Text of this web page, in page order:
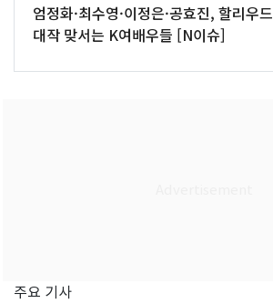
엄정화·최수영·이정은·공효진, 할리우드
대작 맞서는 K여배우들 [N이슈]
주요 기사